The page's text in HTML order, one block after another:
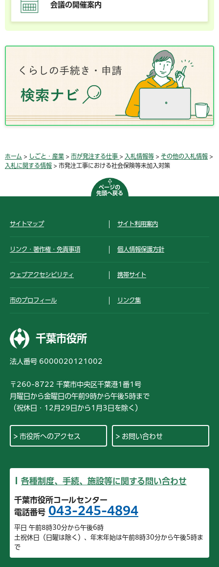
会議の開催案内
ホーム > しごと・産業 > 市が発注する仕事 > 入札情報等 > その他の入札情報 >
入札に関する情報 > 市発注工事における社会保険等未加入対策
ページの
先頭へ戻る
サイトマップ サイト利用案内
リンク・著作権・免責事項 個人情報保護方針
ウェブアクセシビリティ 携帯サイト
市のプロフィール リンク集
千葉市役所
法人番号 6000020121002
〒260-8722 千葉市中央区千葉港1番1号
月曜日から金曜日の午前9時から午後5時まで
（祝休日・12月29日から1月3日を除く）
市役所へのアクセス お問い合わせ
各種制度、手続、施設等に関する問い合わせ
千葉市役所コールセンター
電話番号 043-245-4894
平日 午前8時30分から午後6時
土祝休日（日曜は除く）、年末年始は午前8時30分から午後5時ま
で